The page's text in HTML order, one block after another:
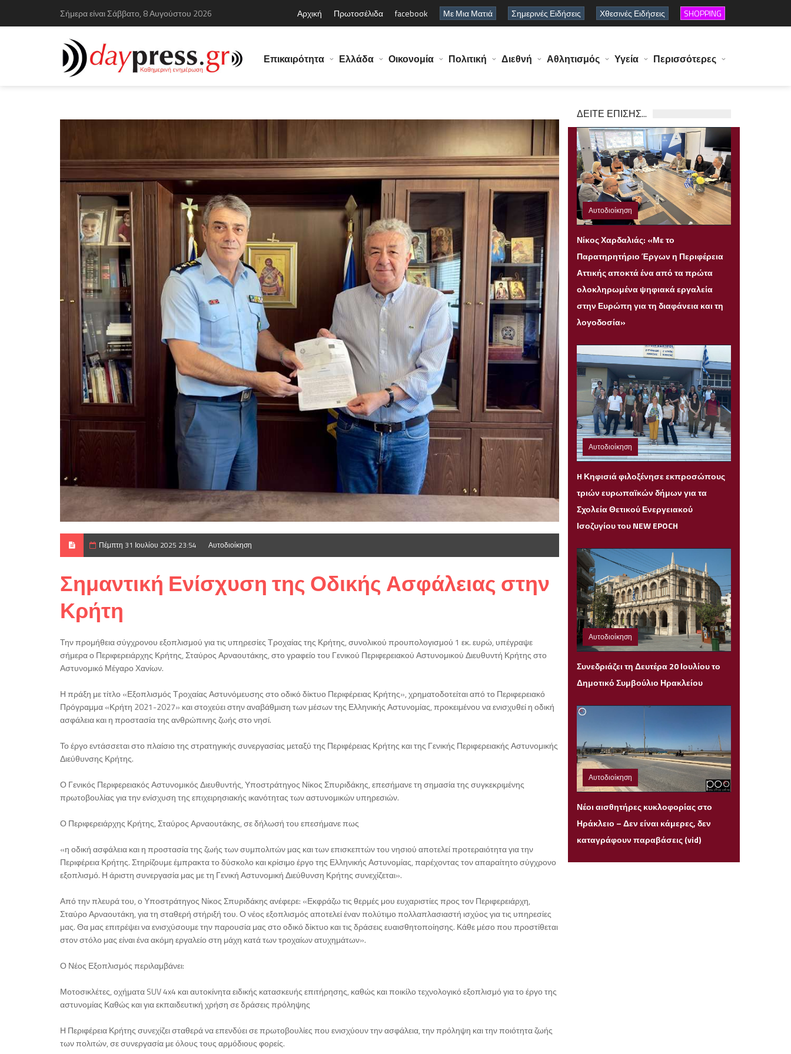
Σήμερα είναι Σάββατο, 8 Αυγούστου 2026 Αρχική Πρωτοσέλιδα facebook Με Μια Ματιά Σημερινές Ειδήσεις Χθεσινές Ειδήσεις SHOPPING
Επικαιρότητα Ελλάδα Οικονομία Πολιτική Διεθνή Αθλητισμός Υγεία Περισσότερες
Πέμπτη 31 Ιουλίου 2025 23:54 Αυτοδιοίκηση
Σημαντική Ενίσχυση της Οδικής Ασφάλειας στην
Κρήτη
Την προμήθεια σύγχρονου εξοπλισμού για τις υπηρεσίες Τροχαίας της Κρήτης, συνολικού προυπολογισμού 1 εκ. ευρώ, υπέγραψε
σήμερα ο Περιφερειάρχης Κρήτης, Σταύρος Αρναουτάκης, στο γραφείο του Γενικού Περιφερειακού Αστυνομικού Διευθυντή Κρήτης στο
Αστυνομικό Μέγαρο Χανίων.
Η πράξη με τίτλο «Εξοπλισμός Τροχαίας Αστυνόμευσης στο οδικό δίκτυο Περιφέρειας Κρήτης», χρηματοδοτείται από το Περιφερειακό
Πρόγραμμα «Κρήτη 2021-2027» και στοχεύει στην αναβάθμιση των μέσων της Ελληνικής Αστυνομίας, προκειμένου να ενισχυθεί η οδική
ασφάλεια και η προστασία της ανθρώπινης ζωής στο νησί.
Το έργο εντάσσεται στο πλαίσιο της στρατηγικής συνεργασίας μεταξύ της Περιφέρειας Κρήτης και της Γενικής Περιφερειακής Αστυνομικής
Διεύθυνσης Κρήτης.
Ο Γενικός Περιφερειακός Αστυνομικός Διευθυντής, Υποστράτηγος Νίκος Σπυριδάκης, επεσήμανε τη σημασία της συγκεκριμένης
πρωτοβουλίας για την ενίσχυση της επιχειρησιακής ικανότητας των αστυνομικών υπηρεσιών.
Ο Περιφερειάρχης Κρήτης, Σταύρος Αρναουτάκης, σε δήλωσή του επεσήμανε πως
«η οδική ασφάλεια και η προστασία της ζωής των συμπολιτών μας και των επισκεπτών του νησιού αποτελεί προτεραιότητα για την
Περιφέρεια Κρήτης. Στηρίζουμε έμπρακτα το δύσκολο και κρίσιμο έργο της Ελληνικής Αστυνομίας, παρέχοντας τον απαραίτητο σύγχρονο
εξοπλισμό. Η άριστη συνεργασία μας με τη Γενική Αστυνομική Διεύθυνση Κρήτης συνεχίζεται».
Από την πλευρά του, ο Υποστράτηγος Νίκος Σπυριδάκης ανέφερε: «Εκφράζω τις θερμές μου ευχαριστίες προς τον Περιφερειάρχη,
Σταύρο Αρναουτάκη, για τη σταθερή στήριξή του. Ο νέος εξοπλισμός αποτελεί έναν πολύτιμο πολλαπλασιαστή ισχύος για τις υπηρεσίες
μας. Θα μας επιτρέψει να ενισχύσουμε την παρουσία μας στο οδικό δίκτυο και τις δράσεις ευαισθητοποίησης. Κάθε μέσο που προστίθεται
στον στόλο μας είναι ένα ακόμη εργαλείο στη μάχη κατά των τροχαίων ατυχημάτων».
Ο Νέος Εξοπλισμός περιλαμβάνει:
Μοτοσικλέτες, οχήματα SUV 4x4 και αυτοκίνητα ειδικής κατασκευής επιτήρησης, καθώς και ποικίλο τεχνολογικό εξοπλισμό για το έργο της
αστυνομίας Καθώς και για εκπαιδευτική χρήση σε δράσεις πρόληψης
Η Περιφέρεια Κρήτης συνεχίζει σταθερά να επενδύει σε πρωτοβουλίες που ενισχύουν την ασφάλεια, την πρόληψη και την ποιότητα ζωής
των πολιτών, σε συνεργασία με όλους τους αρμόδιους φορείς.
ΔΕΙΤΕ ΕΠΙΣΗΣ...
Αυτοδιοίκηση
Πέμπτη 06 Αυγούστου 2026 22:23
Νίκος Χαρδαλιάς: «Με το
Παρατηρητήριο Έργων η Περιφέρεια
Αττικής αποκτά ένα από τα πρώτα
ολοκληρωμένα ψηφιακά εργαλεία
στην Ευρώπη για τη διαφάνεια και τη
λογοδοσία»
Αυτοδιοίκηση
Παρασκευή 31 Ιουλίου 2026 22:08
H Κηφισιά φιλοξένησε εκπροσώπους
τριών ευρωπαϊκών δήμων για τα
Σχολεία Θετικού Ενεργειακού
Ισοζυγίου του NEW EPOCH
Αυτοδιοίκηση
Κυριακή 19 Ιουλίου 2026 21:04
Συνεδριάζει τη Δευτέρα 20 Ιουλίου το
Δημοτικό Συμβούλιο Ηρακλείου
Αυτοδιοίκηση
Τρίτη 14 Ιουλίου 2026 22:05
Νέοι αισθητήρες κυκλοφορίας στο
Ηράκλειο – Δεν είναι κάμερες, δεν
καταγράφουν παραβάσεις (vid)